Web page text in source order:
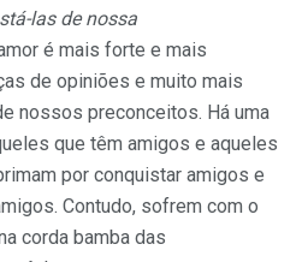
las de nossa
é mais forte e mais
de opiniões e muito mais
nossos preconceitos. Há uma
que têm amigos e aqueles
por conquistar amigos e
Contudo, sofrem com o
corda bamba das